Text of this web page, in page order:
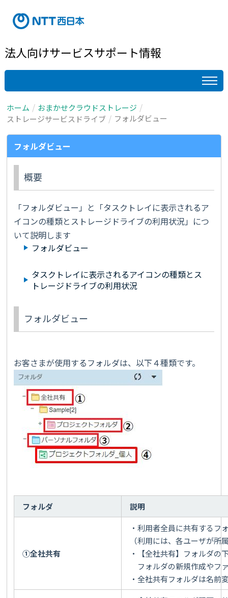
法人向けサービスサポート情報
ホーム
おまかせクラウドストレージ
ストレージサービスドライブ
フォルダビュー
フォルダビュー
概要
「フォルダビュー」と「タスクトレイに表示されるア
イコンの種類とストレージドライブの利用状況」につ
いて説明します
フォルダビュー
タスクトレイに表示されるアイコンの種類とス
トレージドライブの利用状況
フォルダビュー
お客さまが使用するフォルダは、以下４種類です。
フォルダ 説明
①全社共有
・利用者全員に共有するフ
（利用には、各ユーザが
・【全社共有】フォルダの
フォルダの新規作成やフ
・全社共有フォルダは名前